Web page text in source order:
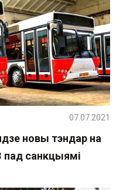
новы тэндар на
пад санкцыямі
07.07.2021